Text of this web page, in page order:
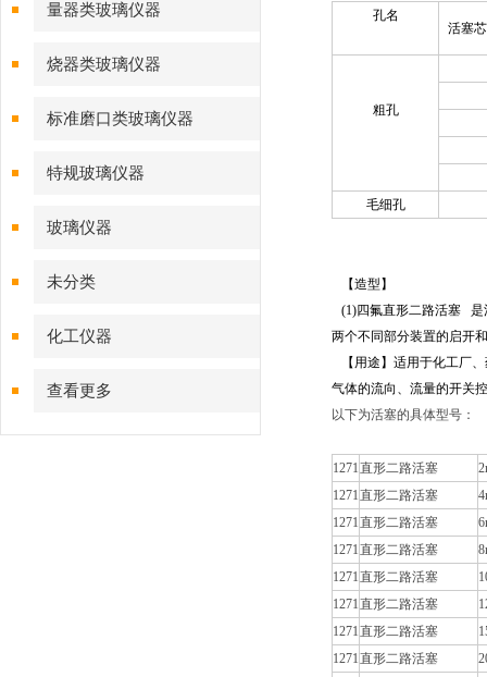
量器类玻璃仪器
烧器类玻璃仪器
标准磨口类玻璃仪器
特规玻璃仪器
玻璃仪器
未分类
化工仪器
查看更多
孔名
活塞
粗孔
毛细孔
【造型】
(1)四氟直形二路活塞 是
两个不同部分装置的启开
【用途】适用于化工厂
气体的流向、流量的开关
以下为活塞的具体型号：
1271直形二路活塞
1271直形二路活塞
1271直形二路活塞
1271直形二路活塞
1271直形二路活塞
1271直形二路活塞
1271直形二路活塞
1271直形二路活塞